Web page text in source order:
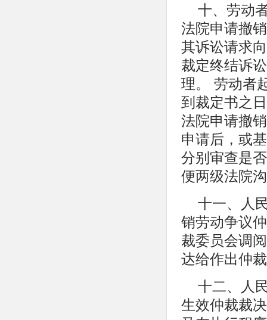
十、劳动
法院申请撤
其诉讼请求
裁定终结诉
理。 劳动者
到裁定书之
法院申请撤
申请后，或
分别审查是
便两级法院
十一、人
销劳动争议
裁委员会调
达给作出仲
十二、人
生效仲裁裁